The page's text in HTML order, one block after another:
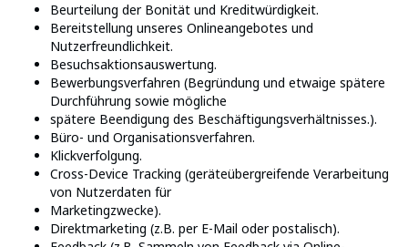
Beurteilung der Bonität und Kreditwürdigkeit.
Bereitstellung unseres Onlineangebotes und
Nutzerfreundlichkeit.
Besuchsaktionsauswertung.
Bewerbungsverfahren (Begründung und etwaige spätere
Durchführung sowie mögliche
spätere Beendigung des Beschäftigungsverhältnisses.).
Büro- und Organisationsverfahren.
Klickverfolgung.
Cross-Device Tracking (geräteübergreifende Verarbeitung
von Nutzerdaten für
Marketingzwecke).
Direktmarketing (z.B. per E-Mail oder postalisch).